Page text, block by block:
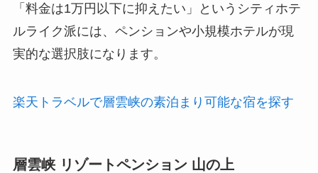
「料金は1万円以下に抑えたい」というシティホテ
ルライク派には、ペンションや小規模ホテルが現
実的な選択肢になります。
楽天トラベルで層雲峡の素泊まり可能な宿を探す
層雲峡 リゾートペンション 山の上